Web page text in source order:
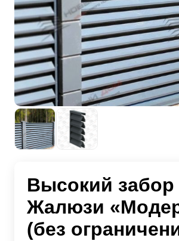
Высокий забор
Жалюзи
(без